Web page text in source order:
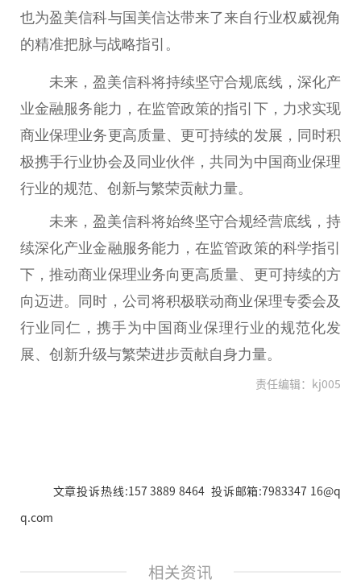
也为盈美信科与国美信达带来了来自行业权威视角
的精准把脉与战略指引。
未来，盈美信科将持续坚守合规底线，深化产
业金融服务能力，在监管政策的指引下，力求实现
商业保理业务更高质量、更可持续的发展，同时积
极携手行业协会及同业伙伴，共同为中国商业保理
行业的规范、创新与繁荣贡献力量。
未来，盈美信科将始终坚守合规经营底线，持
续深化产业金融服务能力，在监管政策的科学指引
下，推动商业保理业务向更高质量、更可持续的方
向迈进。同时，公司将积极联动商业保理专委会及
行业同仁，携手为中国 商业保理行业的规范化发
展、创新升级与繁荣进步贡献自身力量。
责任编辑：kj005
文章投诉热线:157 3889 8464 投诉邮箱:7983347 16@q
q.com
相关资讯